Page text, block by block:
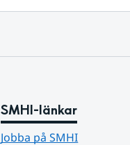
SMHI-länkar
Jobba på SMHI